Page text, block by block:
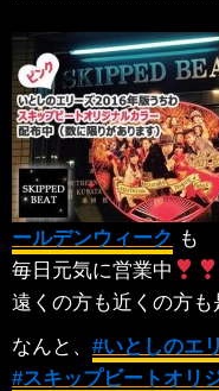
ールデンウィーク‬ も
毎日元気に営業中
遠くの方も近くの方
なんと、 ‪#‎いとしのエ
‪#‎スキップビートオリ